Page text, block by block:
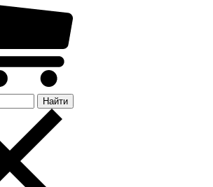
Найти